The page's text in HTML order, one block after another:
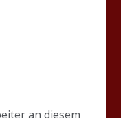
an diesem